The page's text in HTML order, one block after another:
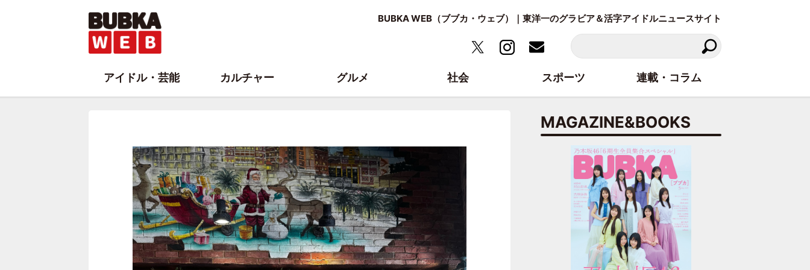
BUBKA WEB（ブブカ・ウェブ）｜東洋一のグラビア＆活字アイドルニュースサイト
MAGAZINE&BOOKS
アイドル・芸能 カルチャー グルメ 社会 スポーツ 連載・コラム